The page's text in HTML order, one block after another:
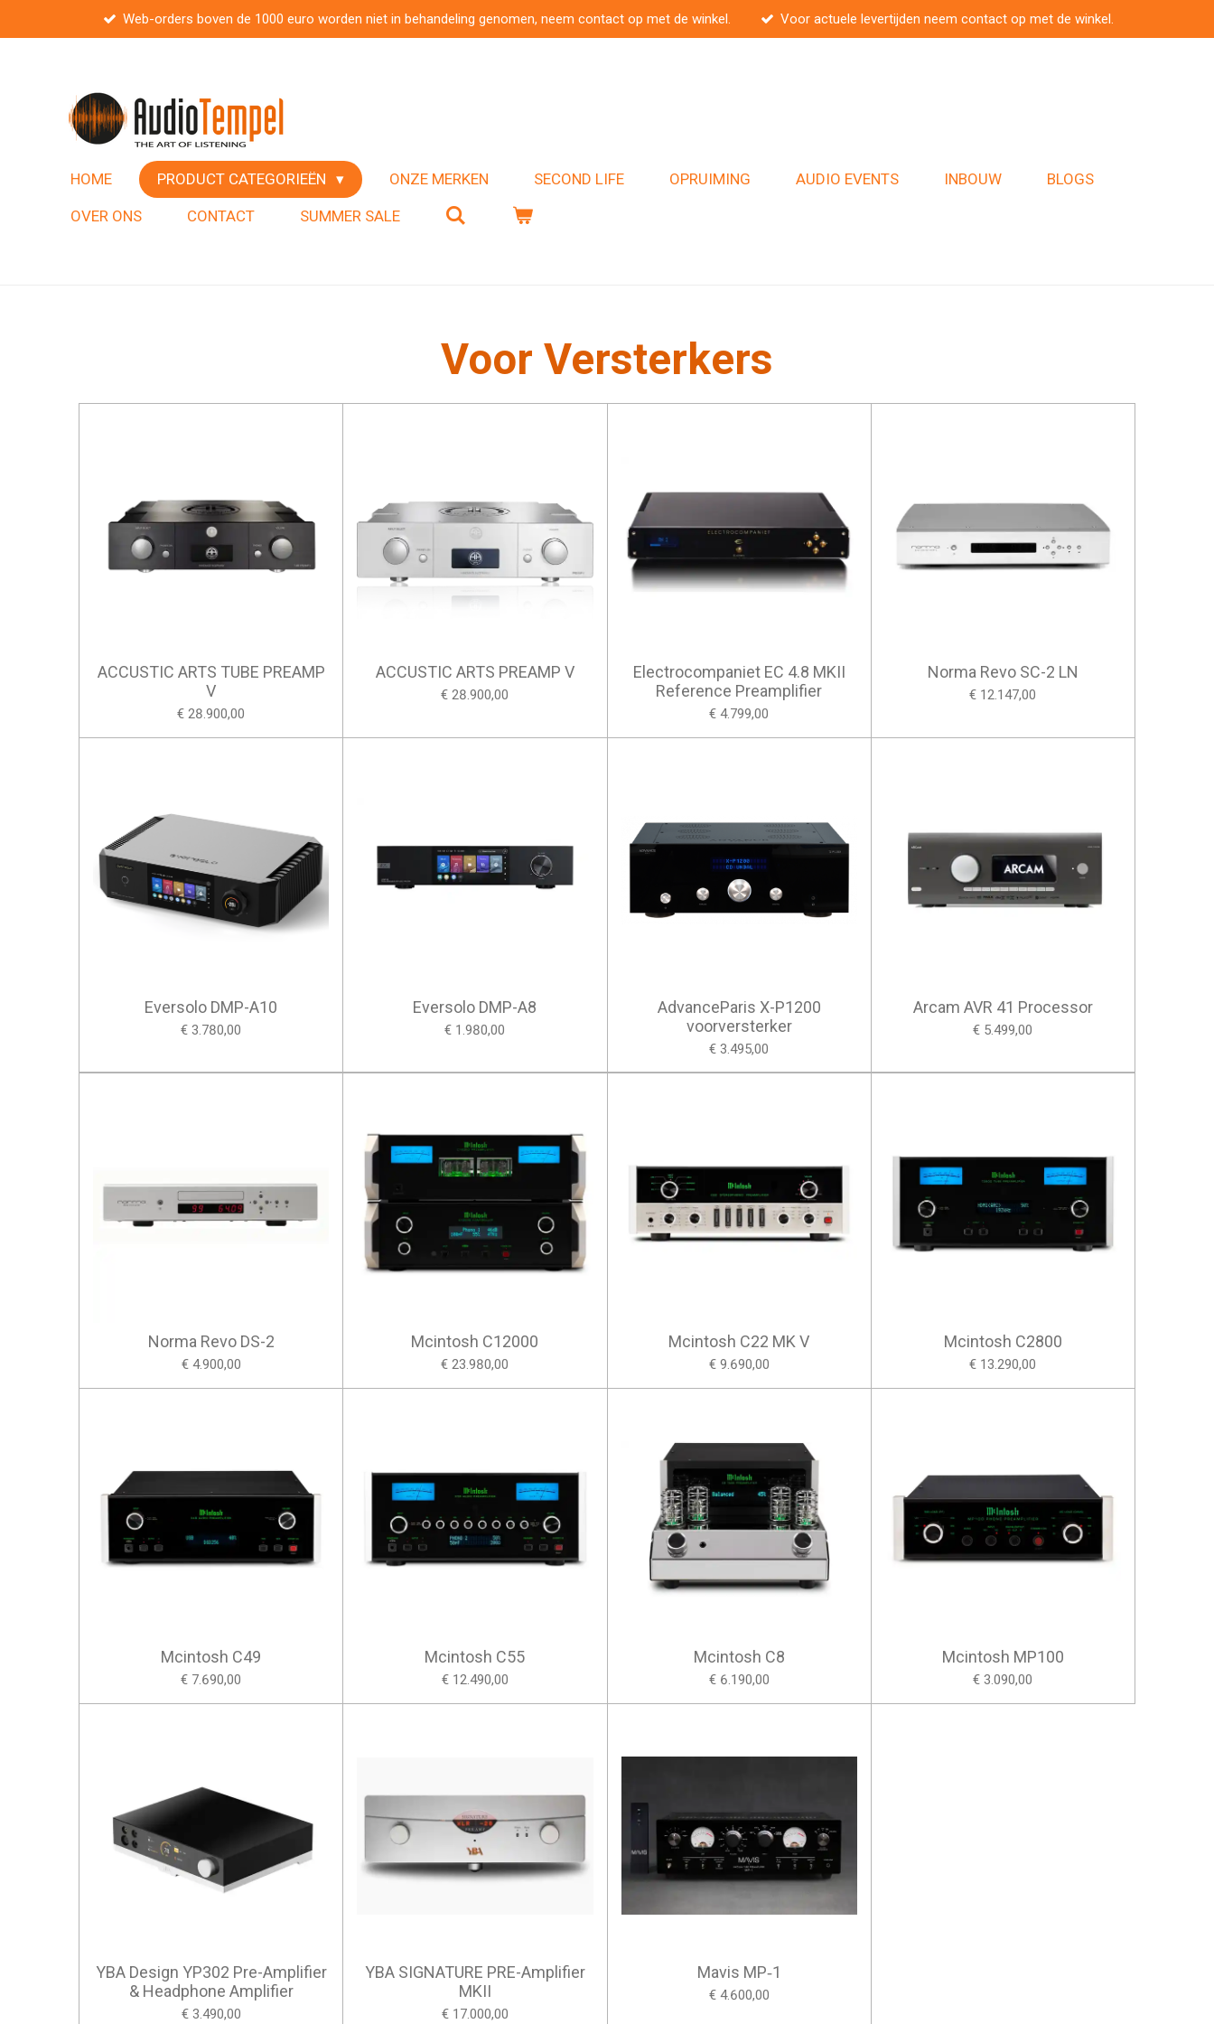
hoofdinhoud
Web-orders boven de 1000 euro worden niet in behandeling genomen, neem contact op met de winkel. Voor actuele levertijden neem contact op met de winkel.
HOME PRODUCT CATEGORIEËN ONZE MERKEN SECOND LIFE OPRUIMING AUDIO EVENTS INBOUW BLOGS
OVER ONS CONTACT SUMMER SALE
Voor Versterkers
ACCUSTIC ARTS TUBE PREAMP
V
€ 28.900,00
ACCUSTIC ARTS PREAMP V
€ 28.900,00
Electrocompaniet EC 4.8 MKII
Reference Preamplifier
€ 4.799,00
Norma Revo SC-2 LN
€ 12.147,00
Eversolo DMP-A10
€ 3.780,00
Eversolo DMP-A8
€ 1.980,00
AdvanceParis X-P1200
voorversterker
€ 3.495,00
Arcam AVR 41 Processor
€ 5.499,00
Norma Revo DS-2
€ 4.900,00
Mcintosh C12000
€ 23.980,00
Mcintosh C22 MK V
€ 9.690,00
Mcintosh C2800
€ 13.290,00
Mcintosh C49
€ 7.690,00
Mcintosh C55
€ 12.490,00
Mcintosh C8
€ 6.190,00
Mcintosh MP100
€ 3.090,00
YBA Design YP302 Pre-Amplifier
& Headphone Amplifier
€ 3.490,00
YBA SIGNATURE PRE-Amplifier
MKII
€ 17.000,00
Mavis MP‑1
€ 4.600,00